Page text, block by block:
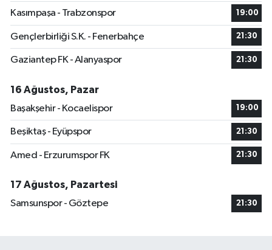
Kasımpaşa - Trabzonspor 19:00
Gençlerbirliği S.K. - Fenerbahçe 21:30
Gaziantep FK - Alanyaspor 21:30
16 Ağustos, Pazar
Başakşehir - Kocaelispor
19:00
Beşiktaş - Eyüpspor 21:30
Amed - Erzurumspor FK 21:30
17 Ağustos, Pazartesi
Samsunspor - Göztepe
21:30